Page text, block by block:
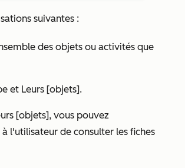
suivantes :
des objets ou activités que
et Leurs [objets].
[objets], vous pouvez
l'utilisateur de consulter les fiches